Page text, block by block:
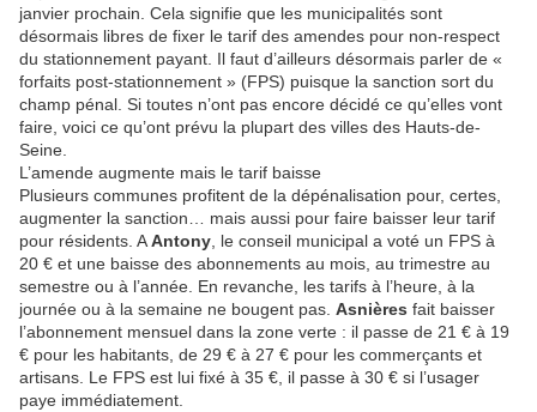
janvier prochain. Cela signifie que les municipalités sont
désormais libres de fixer le tarif des amendes pour non-respect
du stationnement payant. Il faut d’ailleurs désormais parler de «
forfaits post-stationnement » (FPS) puisque la sanction sort du
champ pénal. Si toutes n’ont pas encore décidé ce qu’elles vont
faire, voici ce qu’ont prévu la plupart des villes des Hauts-de-
Seine.
L’amende augmente mais le tarif baisse
Plusieurs communes profitent de la dépénalisation pour, certes,
augmenter la sanction… mais aussi pour faire baisser leur tarif
pour résidents. AAntony , le conseil municipal a voté un FPS à
20 € et une baisse des abonnements au mois, au trimestre au
semestre ou à l’année. En revanche, les tarifs à l’heure, à la
journée ou à la semaine ne bougent pas. Asnières fait baisser
l’abonnement mensuel dans la zone verte : il passe de 21 € à 19
€ pour les habitants, de 29 € à 27 € pour les commerçants et
artisans. Le FPS est lui fixé à 35 €, il passe à 30 € si l’usager
paye immédiatement.